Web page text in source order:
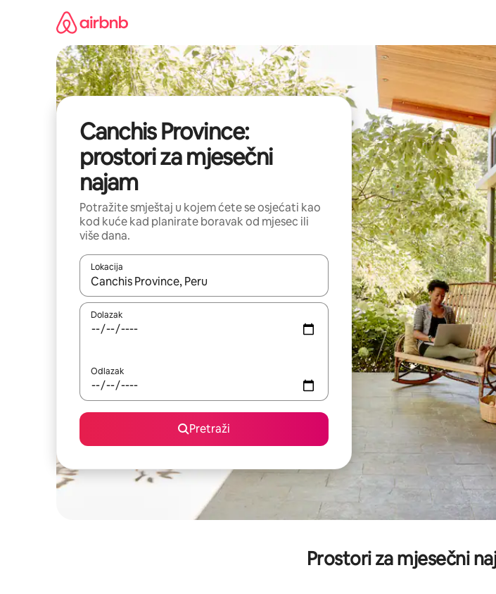
Canchis Province:
prostori za mjesečni
najam
Potražite smještaj u kojem ćete se osjećati kao
kod kuće kad planirate boravak od mjesec ili
više dana.
Lokacija
Kada budu dostupni rezultati, moći ćete ih pregledati koristeći se strelicama prema gore
Dolazak
Odlazak
Pretraži
Prostori za mjesečni